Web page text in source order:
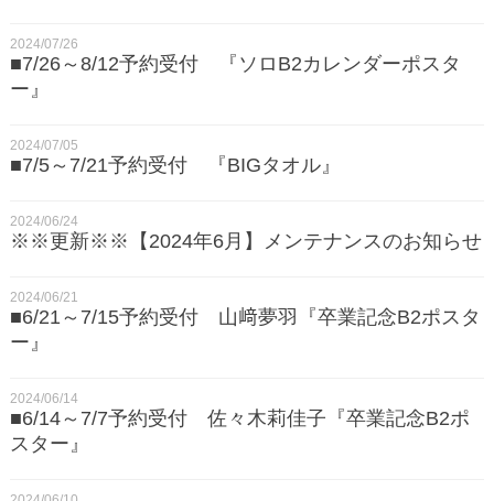
2024/07/26
■7/26～8/12予約受付 『ソロB2カレンダーポスタ
ー』
2024/07/05
■7/5～7/21予約受付 『BIGタオル』
2024/06/24
※※更新※※【2024年6月】メンテナンスのお知らせ
2024/06/21
■6/21～7/15予約受付 山﨑夢羽『卒業記念B2ポスタ
ー』
2024/06/14
■6/14～7/7予約受付 佐々木莉佳子『卒業記念B2ポ
スター』